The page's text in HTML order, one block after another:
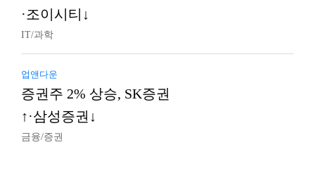
·조이시티↓
IT/과학
업앤다운
증권주 2% 상승, SK증권
↑·삼성증권↓
금융/증권